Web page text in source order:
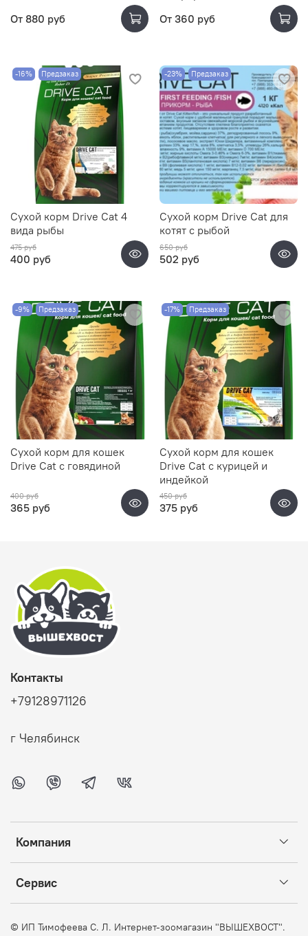
От 880 руб
От 360 руб
-16% Предзаказ
Сухой корм Drive Cat 4
вида рыбы
475 руб
400 руб
-23% Предзаказ
Сухой корм Drive Cat для
котят с рыбой
650 руб
502 руб
-9% Предзаказ
Сухой корм для кошек
Drive Cat с говядиной
400 руб
365 руб
-17% Предзаказ
Сухой корм для кошек
Drive Cat с курицей и
индейкой
450 руб
375 руб
Компания
Сервис
Контакты
+79128971126
г Челябинск
© ИП Тимофеева С. Л. Интернет-зоомагазин "ВЫШЕХВОСТ".